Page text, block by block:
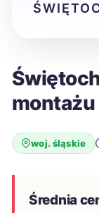
woj. śląskie
Średnia